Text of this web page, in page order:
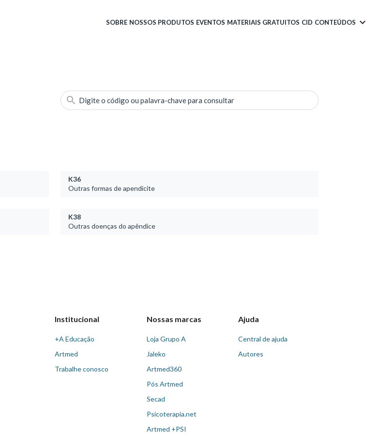
SOBRE NOSSOS PRODUTOS EVENTOS MATERIAIS GRATUITOS CID CONTEÚDOS
Digite o código ou palavra-chave para consultar
K36
Outras formas de apendicite
K38
Outras doenças do apêndice
Institucional
+A Educação
Artmed
Trabalhe conosco
Nossas marcas
Loja Grupo A
Jaleko
Artmed360
Pós Artmed
Secad
Psicoterapia.net
Artmed +PSI
Ajuda
Central de ajuda
Autores